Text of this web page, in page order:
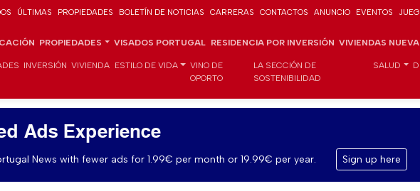
ÚLTIMAS PROPIEDADES BOLETÍN DE NOTICIAS CARRERAS CONTACTOS ANUNCIO EVENTOS
PROPIEDADES VISADOS PORTUGAL RESIDENCIA POR INVERSIÓN VIVIENDAS
INVERSIÓN VIVIENDA ESTILO DE VIDA
VINO DE
OPORTO
LA SECCIÓN DE
SOSTENIBILIDAD
SALUD
Ads Experience
News with fewer ads for 1.99€ per month or 19.99€ per year. Sign up here